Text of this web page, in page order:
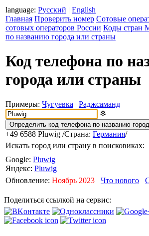
language: Русский | English
Главная Проверить номер Сотовые
сотовых операторов России Коды стран
по названию города или страны
Код телефона по
города или страны
Примеры: Чугуевка | Раджсаманд
❄
+49 6588 Pluwig /Страна: Германия/
Искать город или страну в поисковиках:
Google: Pluwig
Яндекс: Pluwig
Обновление: Ноябрь 2023 Что нового
Поделиться ссылкой на сервис: